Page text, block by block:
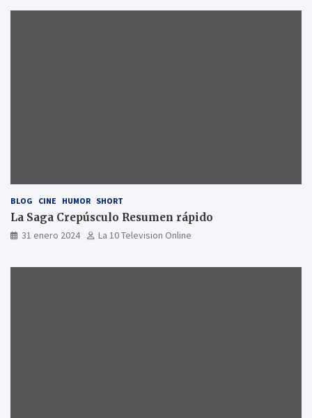
BLOG CINE HUMOR SHORT
La Saga Crepúsculo Resumen rápido
31 enero 2024 La 10 Television Online